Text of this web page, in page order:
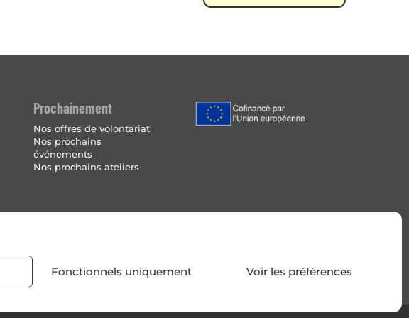
Fonctionnels uniquement Voir les préférences
Prochainement
Nos offres de volontariat
Nos prochains
événements
Nos prochains ateliers